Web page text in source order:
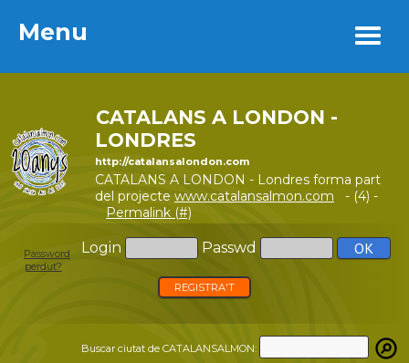
Menu
CATALANS A LONDON -
LONDRES
http://catalansalondon.com
CATALANS A LONDON - Londres forma part
del projecte www.catalansalmon.com - (4) -
Permalink (#)
Login Passwd
Password
perdut?
REGISTRA'T
Buscar ciutat de CATALANSALMON:
Menu